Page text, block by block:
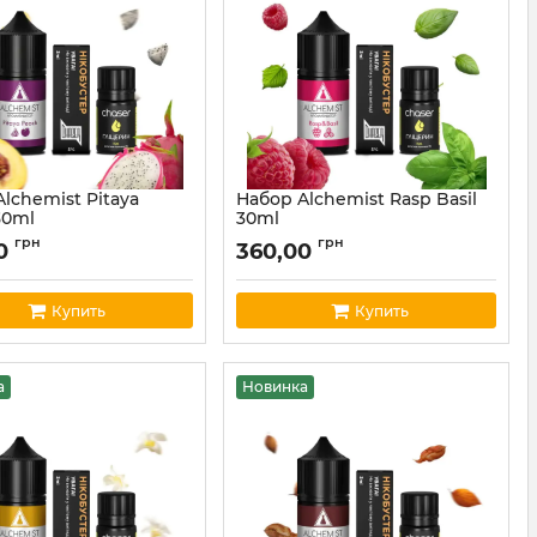
Pitaya
грн
Купить
Набор Alchemist Rasp Basil
30ml
Артикул:alchemist39
360,00 грн
Купить
Новинка